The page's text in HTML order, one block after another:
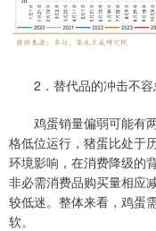
2．替代品的冲击不容
鸡蛋销量偏弱可能有两
格低位运行，猪蛋比处于
环境影响，在消费降级的
非必需消费品购买量相应
较低迷。整体来看，鸡蛋
软。